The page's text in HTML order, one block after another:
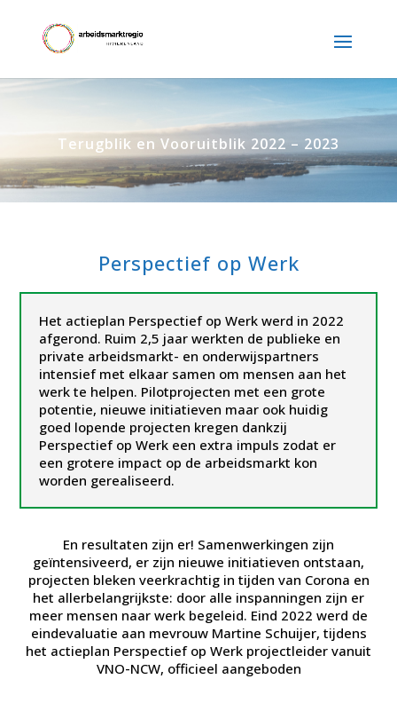
Terugblik en Vooruitblik 2022 – 2023
Perspectief op Werk
Het actieplan Perspectief op Werk werd in 2022
afgerond. Ruim 2,5 jaar werkten de publieke en
private arbeidsmarkt- en onderwijspartners
intensief met elkaar samen om mensen aan het
werk te helpen. Pilotprojecten met een grote
potentie, nieuwe initiatieven maar ook huidig
goed lopende projecten kregen dankzij
Perspectief op Werk een extra impuls zodat er
een grotere impact op de arbeidsmarkt kon
worden gerealiseerd.
En resultaten zijn er! Samenwerkingen zijn
geïntensiveerd, er zijn nieuwe initiatieven ontstaan,
projecten bleken veerkrachtig in tijden van Corona en
het allerbelangrijkste: door alle inspanningen zijn er
meer mensen naar werk begeleid. Eind 2022 werd de
eindevaluatie aan mevrouw Martine Schuijer, tijdens
het actieplan Perspectief op Werk projectleider vanuit
VNO-NCW, officieel aangeboden